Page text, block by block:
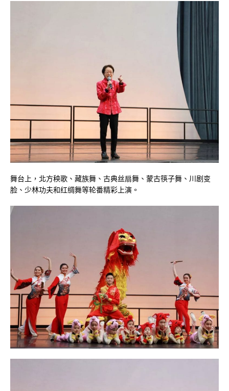
舞台上，北方秧歌、藏族舞、古典丝扇舞、蒙古筷子舞、川剧变
脸、少林功夫和红绸舞等轮番精彩上演。